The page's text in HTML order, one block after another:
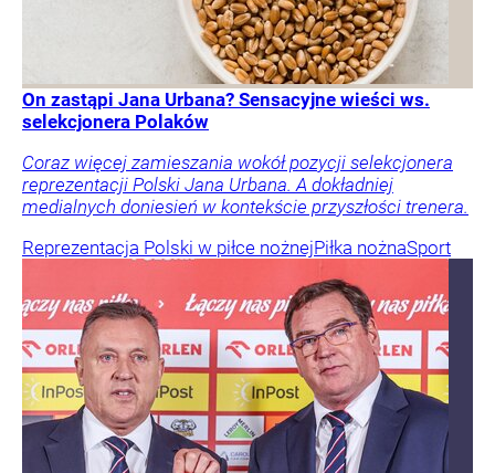
On zastąpi Jana Urbana? Sensacyjne wieści ws.
selekcjonera Polaków
Coraz więcej zamieszania wokół pozycji selekcjonera
reprezentacji Polski Jana Urbana. A dokładniej
medialnych doniesień w kontekście przyszłości trenera.
Reprezentacja Polski w piłce nożnejPiłka nożnaSport